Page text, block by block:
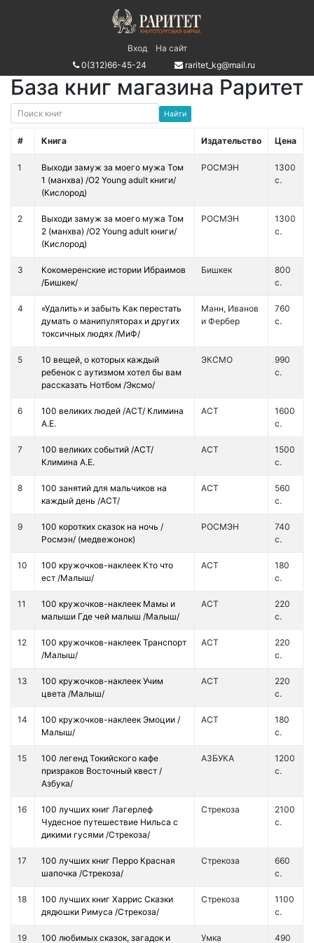
Вход
На сайт
0(312)66-45-24
raritet_kg@mail.ru
База книг магазина Раритет
# Книга Издательство Цена
1
Выходи замуж за моего мужа Том
1 (манхва) /О2 Young adult книги/
(Кислород)
РОСМЭН
1300
с.
2
Выходи замуж за моего мужа Том
2 (манхва) /О2 Young adult книги/
(Кислород)
РОСМЭН
1300
с.
3
Кокомеренские истории Ибраимов
/Бишкек/
Бишкек
800
с.
4
«Удалить» и забыть Как перестать
думать о манипуляторах и других
токсичных людях /МиФ/
Манн, Иванов
и Фербер
760
с.
5
10 вещей, о которых каждый
ребенок с аутизмом хотел бы вам
рассказать Нотбом /Эксмо/
ЭКСМО
990
с.
6
100 великих людей /АСТ/ Климина
А.Е.
АСТ
1600
с.
7
100 великих событий /АСТ/
Климина А.Е.
АСТ
1500
с.
8
100 занятий для мальчиков на
каждый день /АСТ/
АСТ
560
с.
9
100 коротких сказок на ночь /
Росмэн/ (медвежонок)
РОСМЭН
740
с.
10
100 кружочков-наклеек Кто что
ест /Малыш/
АСТ
180
с.
11
100 кружочков-наклеек Мамы и
малыши Где чей малыш /Малыш/
АСТ
220
с.
12
100 кружочков-наклеек Транспорт
/Малыш/
АСТ
220
с.
13
100 кружочков-наклеек Учим
цвета /Малыш/
АСТ
220
с.
14
100 кружочков-наклеек Эмоции /
Малыш/
АСТ
180
с.
15
100 легенд Токийского кафе
призраков Восточный квест /
Азбука/
АЗБУКА
1200
с.
16
100 лучших книг Лагерлеф
Чудесное путешествие Нильса с
дикими гусями /Стрекоза/
Стрекоза
2100
с.
17
100 лучших книг Перро Красная
шапочка /Стрекоза/
Стрекоза
660
с.
18
100 лучших книг Харрис Сказки
дядюшки Римуса /Стрекоза/
Стрекоза
1100
с.
19 100 любимых сказок, загадок и Умка 490